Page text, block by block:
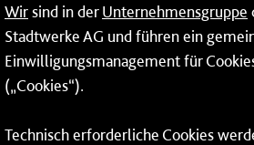
24-Stunden-Telefon*
06131 – 12 77 77
Fax: 06131 – 12 66 66
Wirsind in derUnternehmensgruppe
Stadtwerke AG und führen ein
Einwilligungsmanagement für
(„Cookies“).
Technisch erforderliche Cookies